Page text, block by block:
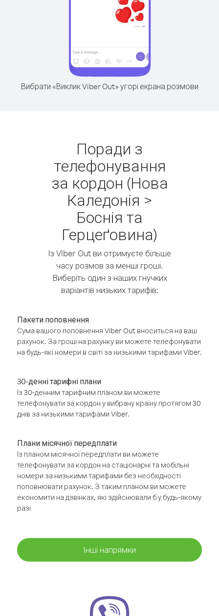
Вибрати «Виклик Viber Out» угорі екрана розмови
Поради з
телефонування
за кордон (Нова
Каледонія >
Боснія та
Герцеґовина)
Із Viber Out ви отримуєте більше
часу розмов за менші гроші.
Виберіть один з наших гнучких
варіантів низьких тарифів:
Пакети поповнення
Сума вашого поповнення Viber Out вноситься на ваш
рахунок. За гроші на рахунку ви можете телефонувати
на будь-які номери в світі за низькими тарифами Viber.
30-денні тарифні плани
Із 30-денним тарифним планом ви можете
телефонувати за кордон у вибрану країну протягом 30
днів за низькими тарифами Viber.
Плани місячної передплати
Із планом місячної передплати ви можете
телефонувати за кордон на стаціонарні та мобільні
номери за низькими тарифами без необхідності
поповнювати рахунок. З таким планом ви можете
економити на дзвінках, які здійснювали б у будь-якому
разі
Інші напрямки